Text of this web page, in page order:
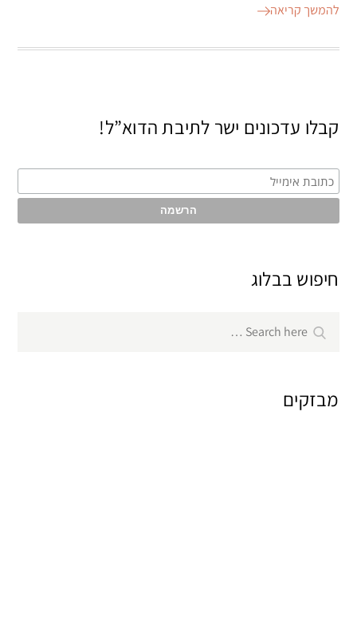
להמשך קריאה
קבלו עדכונים ישר לתיבת הדוא”ל!
חיפוש בבלוג
for:
Search
מבזקים